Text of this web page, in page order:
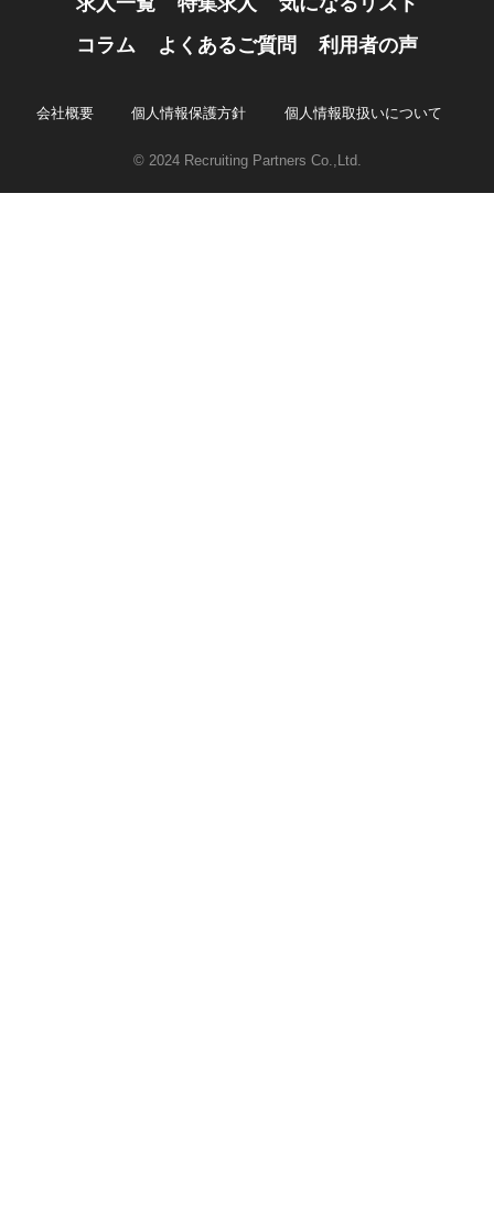
コラム
よくあるご質問 利用者の声
会社概要 個人情報保護方針 個人情報取扱いについて
© 2024 Recruiting Partners Co.,Ltd.